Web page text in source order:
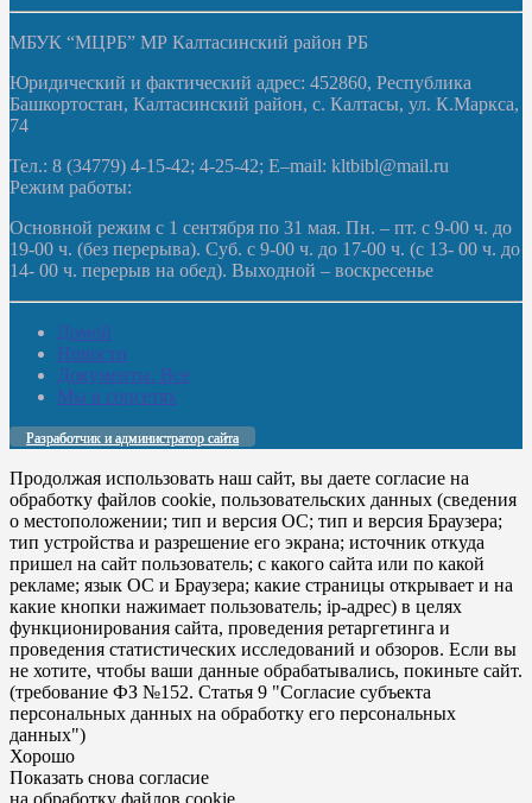
МБУК “МЦРБ” МР Калтасинский район РБ
Юридический и фактический адрес: 452860, Республика
Башкортостан, Калтасинский район, с. Калтасы, ул. К.Маркса,
74
Тел.: 8 (34779) 4-15-42; 4-25-42; E–mail: kltbibl@mail.ru
Режим работы:
Основной режим с 1 сентября по 31 мая. Пн. – пт. с 9-00 ч. до
19-00 ч. (без перерыва). Суб. с 9-00 ч. до 17-00 ч. (с 13- 00 ч. до
14- 00 ч. перерыв на обед). Выходной – воскресенье
Домой
Новости
Документы. Все
Мы в соцсетях
Разработчик и администратор сайта
Продолжая использовать наш сайт, вы даете согласие на
обработку файлов cookie, пользовательских данных (сведения
о местоположении; тип и версия ОС; тип и версия Браузера;
тип устройства и разрешение его экрана; источник откуда
пришел на сайт пользователь; с какого сайта или по какой
рекламе; язык ОС и Браузера; какие страницы открывает и на
какие кнопки нажимает пользователь; ip-адрес) в целях
функционирования сайта, проведения ретаргетинга и
проведения статистических исследований и обзоров. Если вы
не хотите, чтобы ваши данные обрабатывались, покиньте сайт.
(требование ФЗ №152. Статья 9 "Согласие субъекта
персональных данных на обработку его персональных
данных")
Хорошо
Показать снова согласие